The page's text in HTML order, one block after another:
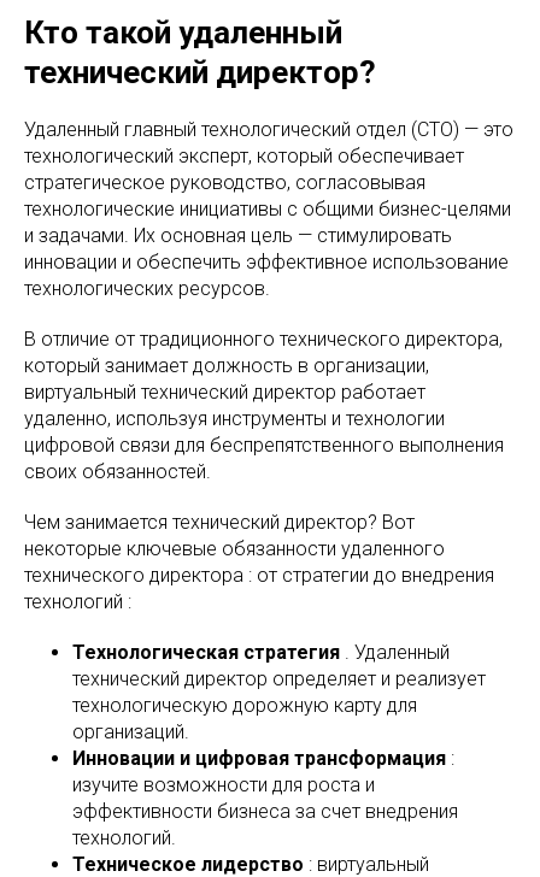
Кто такой удаленный
технический директор?
Удаленный главный технологический отдел (CTO) — это
технологический эксперт, который обеспечивает
стратегическое руководство, согласовывая
технологические инициативы с общими бизнес-целями
и задачами. Их основная цель — стимулировать
инновации и обеспечить эффективное использование
технологических ресурсов.
В отличие от традиционного технического директора,
который занимает должность в организации,
виртуальный технический директор работает
удаленно, используя инструменты и технологии
цифровой связи для беспрепятственного выполнения
своих обязанностей.
Чем занимается технический директор? Вот
некоторые ключевые обязанности удаленного
технического директора : от стратегии до внедрения
технологий :
Технологическая стратегия . Удаленный
технический директор определяет и реализует
технологическую дорожную карту для
организаций.
Инновации и цифровая трансформация :
изучите возможности для роста и
эффективности бизнеса за счет внедрения
технологий.
Техническое лидерство : виртуальный